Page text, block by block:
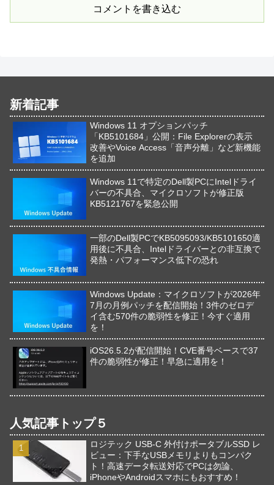
コメントを書き込む
新着記事
Windows 11 オプションパッチ
「KB5101684」公開：File Explorerの表示
改善やVoice Access「音声分離」など新機能
を追加
Windows 11で特定のDell製PCにIntelドライ
バーの不具合、マイクロソフトが修正版
KB5121767を緊急公開
一部のDell製PCでKB5095093/KB5101650適
用後に不具合、Intelドライバーとの非互換で
発熱・パフォーマンス低下の恐れ
Windows Update：マイクロソフトが2026年
7月の月例パッチを配信開始！3件のゼロデ
イ含む570件の脆弱性を修正！今すぐ適用
を！
iOS26.5.2が配信開始！CVE番号ベースで37
件の脆弱性が修正！早急に適用を！
人気記事トップ５
ロジテック USB-C 外付けポータブルSSD レ
ビュー：下手なUSBメモリよりもコンパク
ト！高速データ転送対応でPCは勿論、
iPhoneやAndroidスマホにもおすすめ！